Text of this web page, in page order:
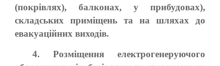
(покрівлях), балконах, у прибудовах),
складських приміщень та на шляхах до
евакуаційних виходів.
4. Розміщення електрогенеруючого